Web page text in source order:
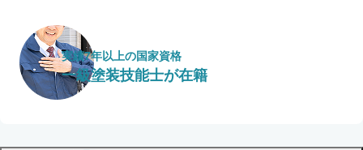
実績7年以上の国家資格
一級塗装技能士が在籍